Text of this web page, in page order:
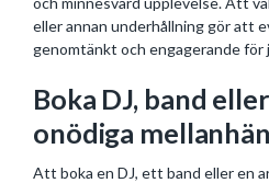
eller annan underhållning gör att
genomtänkt och engagerande för
Boka DJ, band
onödiga
Att boka en DJ, ett band eller en